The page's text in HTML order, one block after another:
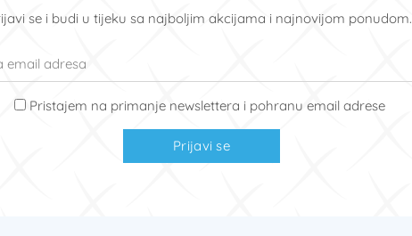
se i budi u tijeku sa najboljim akcijama i najnovijom ponudom.
Pristajem na primanje newslettera i pohranu email adrese
Prijavi se